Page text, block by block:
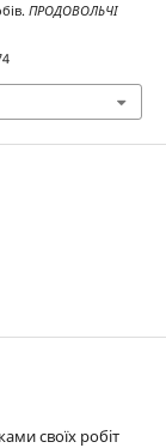
ПРОДОВОЛЬЧІ
своїх робіт